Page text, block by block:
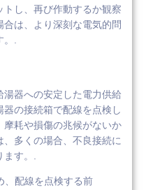
トし、再び作動するか観察
は、より深刻な電気的問
.
器への安定した電力供給
の接続箱で配線を点検し
摩耗や損傷の兆候がないか
多くの場合、不良接続に
す。.
、配線を点検する前